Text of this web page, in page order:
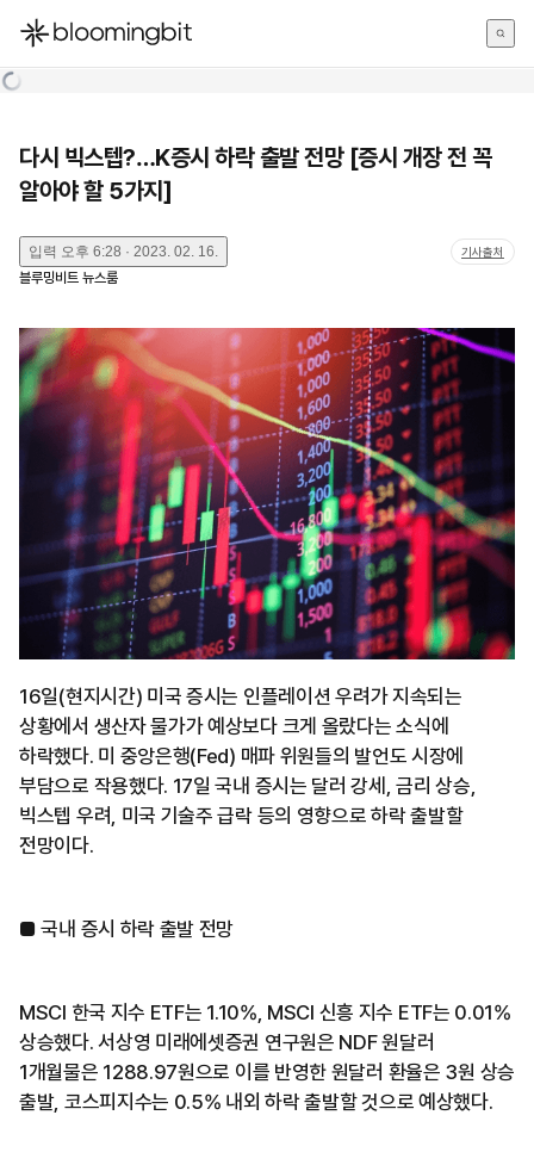
한국어
다시 빅스텝?…K증시 하락 출발 전망 [증시 개장 전 꼭
알아야 할 5가지]
입력 오후 6:28 · 2023. 02. 16. 기사출처
블루밍비트 뉴스룸
16일(현지시간) 미국 증시는 인플레이션 우려가 지속되는
상황에서 생산자 물가가 예상보다 크게 올랐다는 소식에
하락했다. 미 중앙은행(Fed) 매파 위원들의 발언도 시장에
부담으로 작용했다. 17일 국내 증시는 달러 강세, 금리 상승,
빅스텝 우려, 미국 기술주 급락 등의 영향으로 하락 출발할
전망이다.
■ 국내 증시 하락 출발 전망
MSCI 한국 지수 ETF는 1.10%, MSCI 신흥 지수 ETF는 0.01%
상승했다. 서상영 미래에셋증권 연구원은 NDF 원달러
1개월물은 1288.97원으로 이를 반영한 원달러 환율은 3원 상승
출발, 코스피지수는 0.5% 내외 하락 출발할 것으로 예상했다.